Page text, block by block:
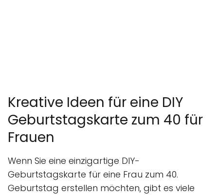
Kreative Ideen für eine DIY
Geburtstagskarte zum 40 für
Frauen
Wenn Sie eine einzigartige DIY-
Geburtstagskarte für eine Frau zum 40.
Geburtstag erstellen möchten, gibt es viele